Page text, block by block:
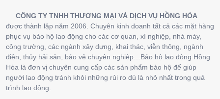
CÔNG TY TNHH THƯƠNG MẠI VÀ DỊCH VỤ HỒNG HÒA
được thành lập năm 2006. Chuyên kinh doanh tất cả các mặt hàng
phục vụ bảo hộ lao động cho các cơ quan, xí nghiệp, nhà máy,
công trường, các ngành xây dựng, khai thác, viễn thông, ngành
điện, thủy hải sản, bảo vệ chuyên nghiệp…Bảo hộ lao động Hồng
Hòa là đơn vị chuyên cung cấp các sản phẩm bảo hộ để giúp
người lao động tránh khỏi những rủi ro dù là nhỏ nhất trong quá
trình lao động.